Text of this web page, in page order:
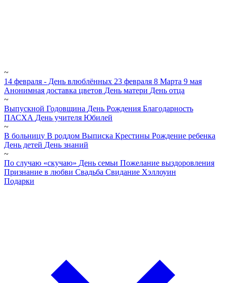
~
14 февраля - День влюблённых 23 февраля 8 Марта 9 мая
Анонимная доставка цветов День матери День отца
~
Выпускной Годовщина День Рождения Благодарность
ПАСХА День учителя Юбилей
~
В больницу В роддом Выписка Крестины Рождение ребенка
День детей День знаний
~
По случаю «скучаю» День семьи Пожелание выздоровления
Признание в любви Свадьба Свидание Хэллоуин
Подарки